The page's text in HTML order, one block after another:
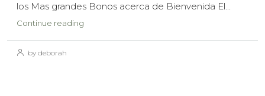
los Mas grandes Bonos acerca de Bienvenida El...
Continue reading
by deborah